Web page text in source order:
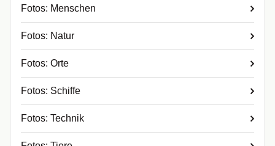
Fotos: Menschen
Fotos: Natur
Fotos: Orte
Fotos: Schiffe
Fotos: Technik